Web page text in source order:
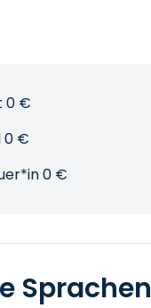
0 €
0 €
0 €
Sprachen